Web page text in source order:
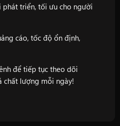
phát triển, tối ưu cho người
cáo, tốc độ ổn định,
để tiếp tục theo dõi
chất lượng mỗi ngày!